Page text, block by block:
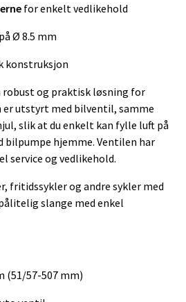
for enkelt vedlikehold
Ø 8.5 mm
konstruksjon
robust og praktisk løsning for
er utstyrt med bilventil, samme
slik at du enkelt kan fylle luft på
bilpumpe hjemme. Ventilen har
service og vedlikehold.
fritidssykler og andre sykler med
slange med enkel
(51/57-507 mm)